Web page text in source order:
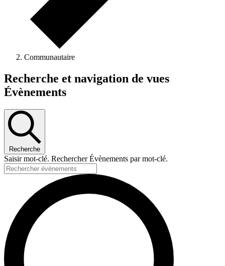
Communautaire
Recherche et navigation de vues
Évènements
Recherche
Saisir mot-clé. Rechercher Évènements par mot-clé.